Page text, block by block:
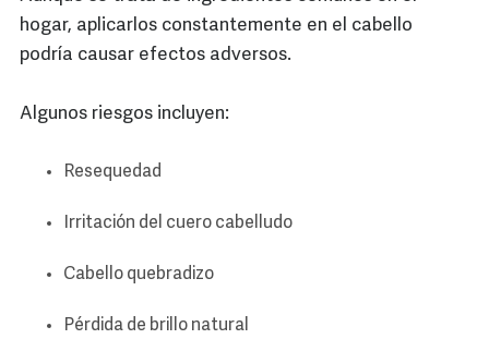
hogar, aplicarlos constantemente en el cabello
podría causar efectos adversos.
Algunos riesgos incluyen:
Resequedad
Irritación del cuero cabelludo
Cabello quebradizo
Pérdida de brillo natural